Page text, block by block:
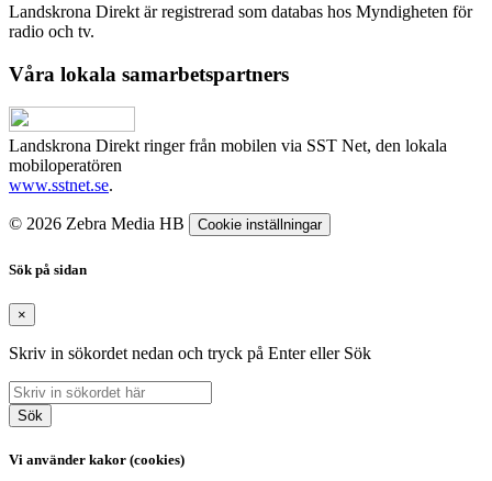
Landskrona Direkt är registrerad som databas hos Myndigheten för
radio och tv.
Våra lokala samarbetspartners
Landskrona Direkt ringer från mobilen via SST Net, den lokala
mobiloperatören
www.sstnet.se.
© 2026 Zebra Media HB Cookie inställningar
Sök på sidan
×
Skriv in sökordet nedan och tryck på Enter eller Sök
Sök
Vi använder kakor (cookies)